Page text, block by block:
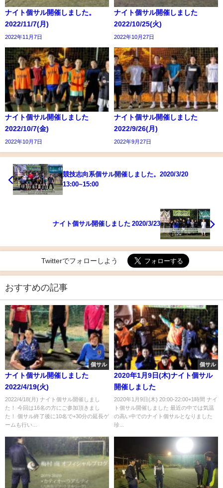
ナイト個サル開催しました。
2022/11/7(月)
2022年11月7日
ナイト個サル開催しました
2022/10/25(火)
2022年10月27日
ナイト個サル開催しました
2022/10/7(金)
2022年10月7日
ナイト個サル開催しました
2022/9/26(月)
2022年9月27日
競技志向系個サル開催しました。2020/3/20
13:00~15:00
ナイト個サル開催しました 2020/3/23
Twitterでフォローしよう
おすすめの記事
個サル
ナイト個サル開催しました
2022/4/19(火)
2022/4/18(月) ナイト個サル開催しまし
た！ 今回は16名の方にご参加頂きまし
た！ 個サル終了後に10名で+30分の延長ゲ
ームも行い...
個サル
2020年1月9日(木)ナイト個サル
開催しました
2020年1月9日(木) 20:00-22:00+1時間 ナイ
ト個サル開催しました 最近の中では気温
の高い中でのナイト個サルとなりました
珍...